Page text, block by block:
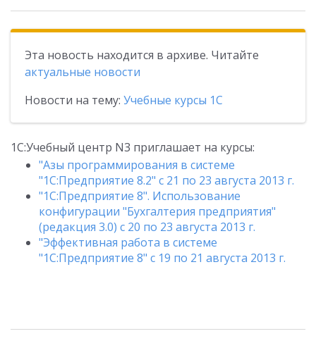
Эта новость находится в архиве. Читайте
актуальные новости
Новости на тему: Учебные курсы 1С
1С:Учебный центр N3 приглашает на курсы:
"Азы программирования в системе
"1С:Предприятие 8.2" с 21 по 23 августа 2013 г.
"1С:Предприятие 8". Использование
конфигурации "Бухгалтерия предприятия"
(редакция 3.0) с 20 по 23 августа 2013 г.
"Эффективная работа в системе
"1С:Предприятие 8" с 19 по 21 августа 2013 г.